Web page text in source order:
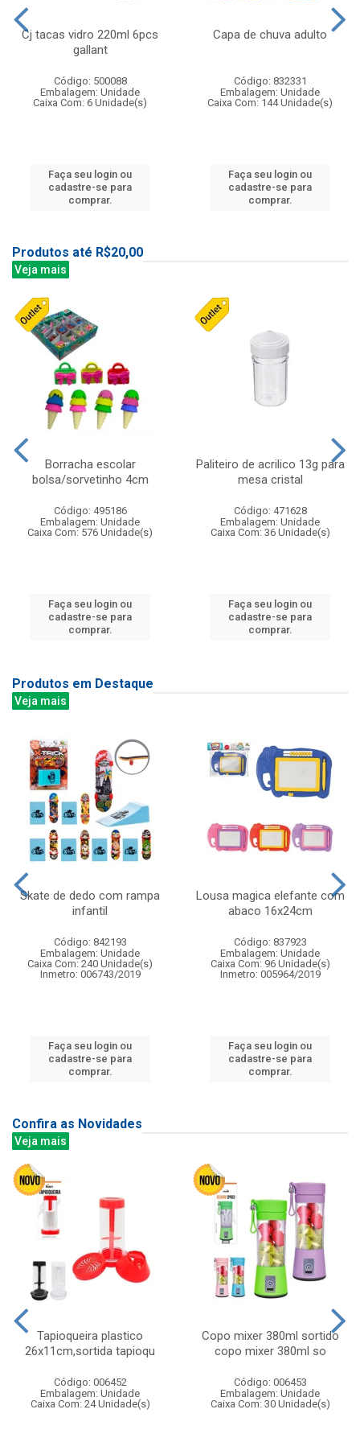
Cj tacas vidro 220ml 6pcs
gallant
Código: 500088
Embalagem: Unidade
Caixa Com: 6 Unidade(s)
Faça seu login ou
cadastre-se para
comprar.
Capa de chuva adulto
Código: 832331
Embalagem: Unidade
Caixa Com: 144 Unidade(s)
Faça seu login ou
cadastre-se para
comprar.
Produtos até R$20,00
Veja mais
Borracha escolar
bolsa/sorvetinho 4cm
Código: 495186
Embalagem: Unidade
Caixa Com: 576 Unidade(s)
Faça seu login ou
cadastre-se para
comprar.
Paliteiro de acrilico 13g para
mesa cristal
Código: 471628
Embalagem: Unidade
Caixa Com: 36 Unidade(s)
Faça seu login ou
cadastre-se para
comprar.
Produtos em Destaque
Veja mais
Skate de dedo com rampa
infantil
Código: 842193
Embalagem: Unidade
Caixa Com: 240 Unidade(s)
Inmetro: 006743/2019
Faça seu login ou
cadastre-se para
comprar.
Lousa magica elefante com
abaco 16x24cm
Código: 837923
Embalagem: Unidade
Caixa Com: 96 Unidade(s)
Inmetro: 005964/2019
Faça seu login ou
cadastre-se para
comprar.
Confira as Novidades
Veja mais
Tapioqueira plastico
26x11cm,sortida tapioqu
Código: 006452
Embalagem: Unidade
Caixa Com: 24 Unidade(s)
Copo mixer 380ml sortido
copo mixer 380ml so
Código: 006453
Embalagem: Unidade
Caixa Com: 30 Unidade(s)